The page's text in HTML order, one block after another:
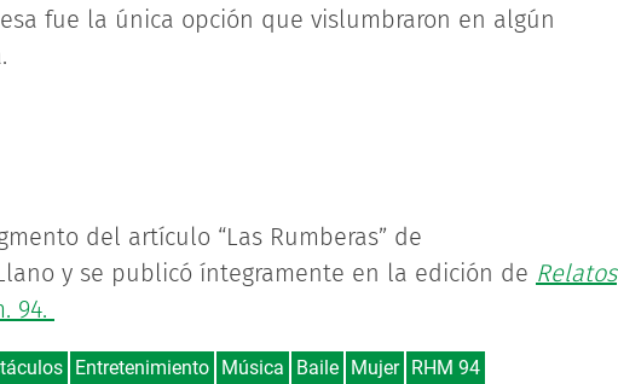
fue la única opción que vislumbraron en algún
del artículo “Las Rumberas” de
y se publicó íntegramente en la edición de Relatos
94.
Entretenimiento Música Baile Mujer RHM 94